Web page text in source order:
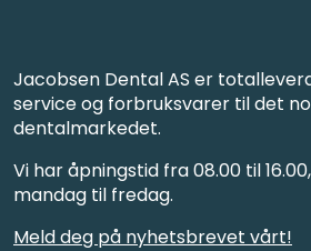
Jacobsen Dental AS er
service og forbruksvarer til det
dentalmarkedet.
Vi har åpningstid fra 08.00 til 16.00,
mandag til fredag.
Meld deg på nyhetsbrevet vårt!